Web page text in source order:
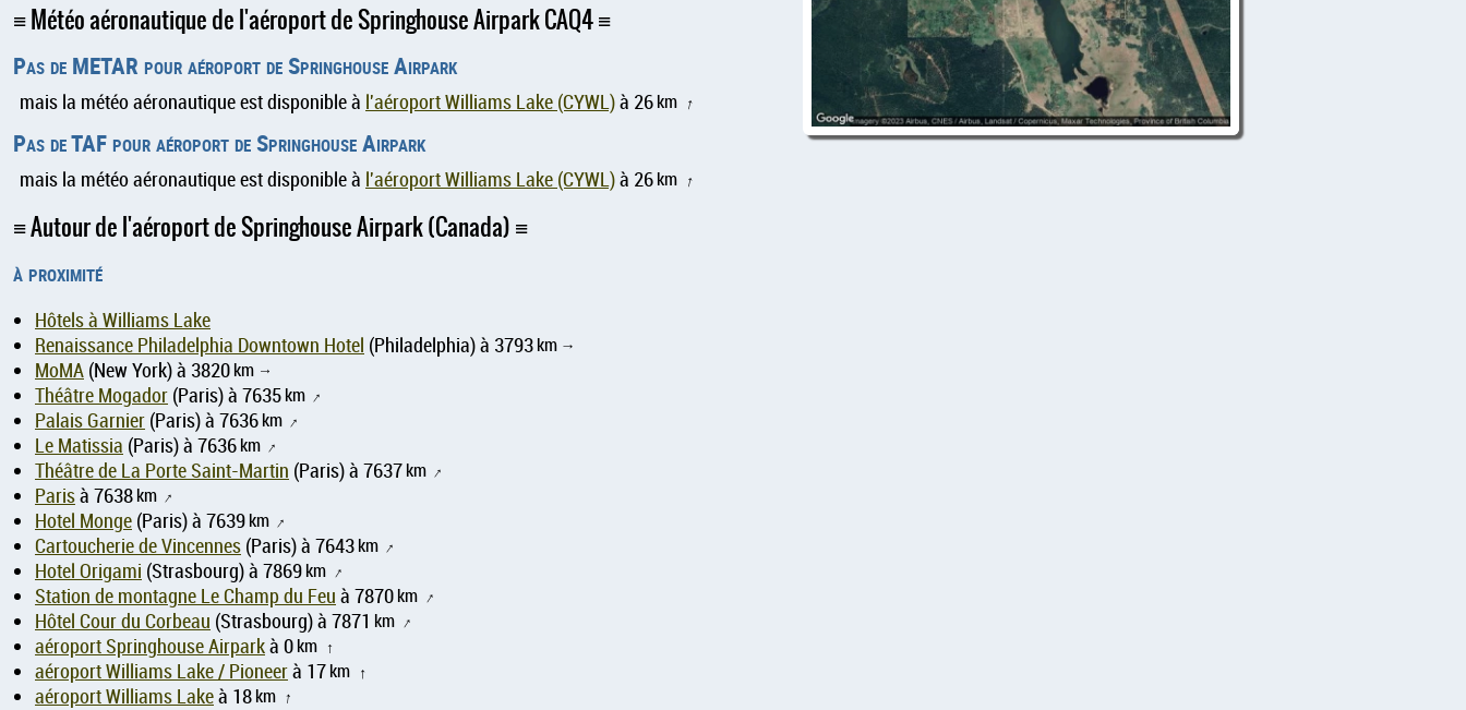
Météo aéronautique de l'aéroport de Springhouse Airpark CAQ4
Pas de METAR pour aéroport de Springhouse Airpark
mais la météo aéronautique est disponible à l'aéroport Williams Lake (CYWL)à 26km ↑
Pas de TAF pour aéroport de Springhouse Airpark
mais la météo aéronautique est disponible à l'aéroport Williams Lake (CYWL)à 26km ↑
Autour de l'aéroport de Springhouse Airpark (Canada)
à proximité
Hôtels à Williams Lake
Renaissance Philadelphia Downtown Hotel (Philadelphia) à 3793km ↑
MoMA (New York) à 3820km ↑
Théâtre Mogador (Paris) à 7635km ↑
Palais Garnier (Paris) à 7636km ↑
Le Matissia (Paris) à 7636km ↑
Théâtre de La Porte Saint-Martin (Paris) à 7637km ↑
Parisà 7638km ↑
Hotel Monge (Paris) à 7639km ↑
Cartoucherie de Vincennes (Paris) à 7643km ↑
Hotel Origami (Strasbourg) à 7869km ↑
Station de montagne Le Champ du Feu à 7870km ↑
Hôtel Cour du Corbeau (Strasbourg) à 7871 km ↑
aéroport Springhouse Airparkà 0km ↑
aéroport Williams Lake / Pioneerà 17km ↑
aéroport Williams Lakeà 18km ↑